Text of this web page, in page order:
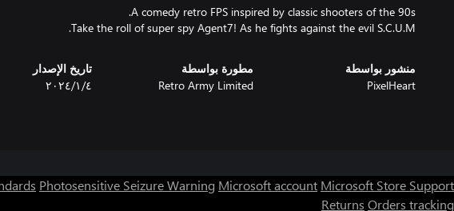
Take the roll of super spy Agent7! As he fights against the evil S.C.U.M.
منشور بواسطة
PixelHeart
مطورة بواسطة
Retro Army Limited
تاريخ الإصدار
٤‏/١‏/٢٠٢٤
Photosensitive Seizure Warning Microsoft account Microsoft Store Support
Returns Orders tracking